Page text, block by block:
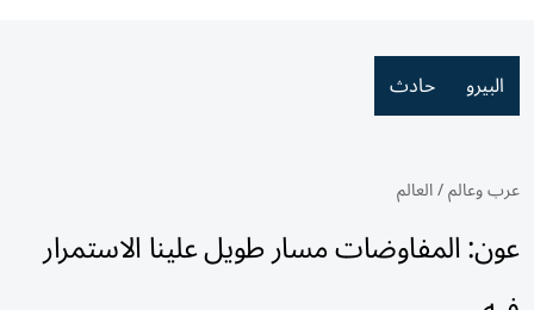
البيرو حادث
عرب وعالم/العالم
عون: المفاوضات مسار طويل علينا الاستمرار